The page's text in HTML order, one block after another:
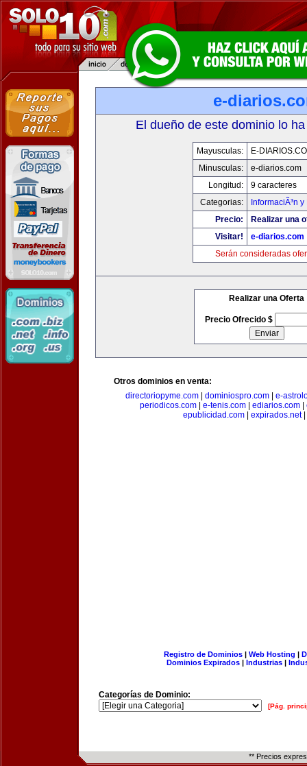
e-
El dueño de este dominio lo
Mayusculas:
E-
Minusculas:
e-diarios.com
Longitud:
9 caracteres
Categorias:
InformaciÃ³n
Precio:
Realizar una
Visitar!
e-diarios.com
Serán consideradas
Realizar una Oferta
Precio Ofrecido $
Otros dominios en venta:
directoriopyme.com| dominiospro.com| e-
periodicos.com| e-tenis.com| ediarios.com|
epublicidad.com
expirados.net|
Registro de Dominios| Web Hosting |
Dominios Expirados | Industrias |
Categorías de Dominio:
[Pág.
** Precios